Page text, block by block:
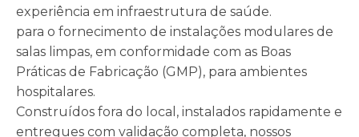
experiência em infraestrutura de saúde.
para o fornecimento de instalações modulares de
salas limpas, em conformidade com as Boas
Práticas de Fabricação (GMP), para ambientes
hospitalares.
Construídos fora do local, instalados rapidamente e
entregues com validação completa, nossos